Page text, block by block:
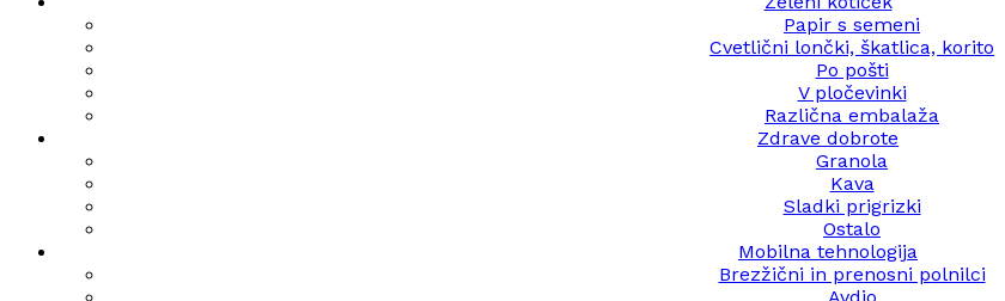
Papir s semeni
Cvetlični lončki, škatlica, korito
Po pošti
V pločevinki
Različna embalaža
Zdrave dobrote
Granola
Kava
Sladki prigrizki
Ostalo
Mobilna tehnologija
Brezžični in prenosni polnilci